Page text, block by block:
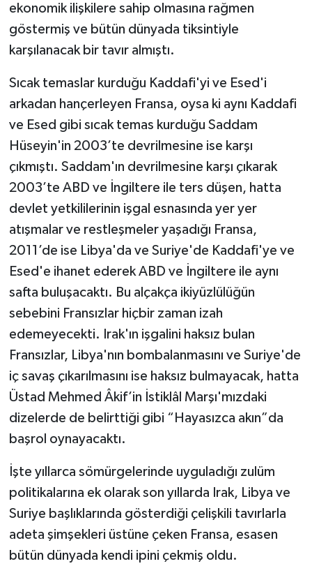
ekonomik ilişkilere sahip olmasına rağmen
göstermiş ve bütün dünyada tiksintiyle
karşılanacak bir tavır almıştı.
Sıcak temaslar kurduğu Kaddafi'yi ve Esed'i
arkadan hançerleyen Fransa, oysa ki aynı Kaddafi
ve Esed gibi sıcak temas kurduğu Saddam
Hüseyin'in 2003’te devrilmesine ise karşı
çıkmıştı. Saddam'ın devrilmesine karşı çıkarak
2003’te ABD ve İngiltere ile ters düşen, hatta
devlet yetkililerinin işgal esnasında yer yer
atışmalar ve restleşmeler yaşadığı Fransa,
2011’de ise Libya'da ve Suriye'de Kaddafi'ye ve
Esed'e ihanet ederek ABD ve İngiltere ile aynı
safta buluşacaktı. Bu alçakça ikiyüzlülüğün
sebebini Fransızlar hiçbir zaman izah
edemeyecekti. Irak'ın işgalini haksız bulan
Fransızlar, Libya'nın bombalanmasını ve Suriye'de
iç savaş çıkarılmasını ise haksız bulmayacak, hatta
Üstad Mehmed Âkif’in İstiklâl Marşı'mızdaki
dizelerde de belirttiği gibi “Hayasızca akın”da
başrol oynayacaktı.
İşte yıllarca sömürgelerinde uyguladığı zulüm
politikalarına ek olarak son yıllarda Irak, Libya ve
Suriye başlıklarında gösterdiği çelişkili tavırlarla
adeta şimşekleri üstüne çeken Fransa, esasen
bütün dünyada kendi ipini çekmiş oldu.